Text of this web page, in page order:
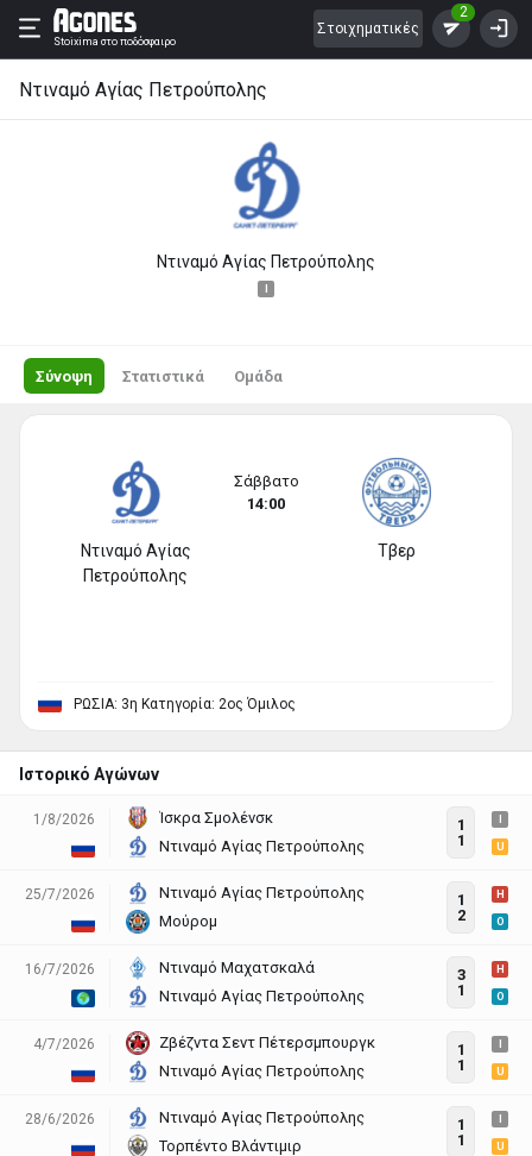
Stoixima στο ποδόσφαιρο
Στοιχηματικές
2
Ντιναμό Αγίας Πετρούπολης
Ντιναμό Αγίας Πετρούπολης
Σύνοψη Στατιστικά Ομάδα
Ντιναμό Αγίας
Πετρούπολης
Σάββατο
14:00
Τβερ
ΡΩΣΙΑ: 3η Κατηγορία: 2ος Όμιλος
Ιστορικό Αγώνων
1/8/2026
Ίσκρα Σμολένσκ
Ντιναμό Αγίας Πετρούπολης
1
1
U
25/7/2026
Ντιναμό Αγίας Πετρούπολης
Μούρομ
1
2
H
O
16/7/2026
Ντιναμό Μαχατσκαλά
Ντιναμό Αγίας Πετρούπολης
3
1
H
O
4/7/2026
Ζβέζντα Σεντ Πέτερσμπουργκ
Ντιναμό Αγίας Πετρούπολης
1
1
U
28/6/2026
Ντιναμό Αγίας Πετρούπολης
Τορπέντο Βλάντιμιρ
1
1
U